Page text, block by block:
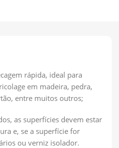
rápida, ideal para
em madeira, pedra,
entre muitos outros;
as superfícies devem estar
e, se a superfície for
ou verniz isolador.